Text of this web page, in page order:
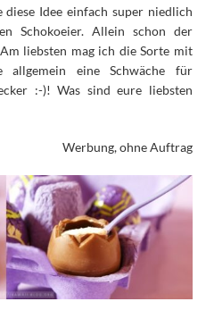
diese Idee einfach super niedlich
Schokoeier. Allein schon der
liebsten mag ich die Sorte mit
eine Schwäche für
:-)! Was sind eure liebsten
Werbung, ohne Auftrag